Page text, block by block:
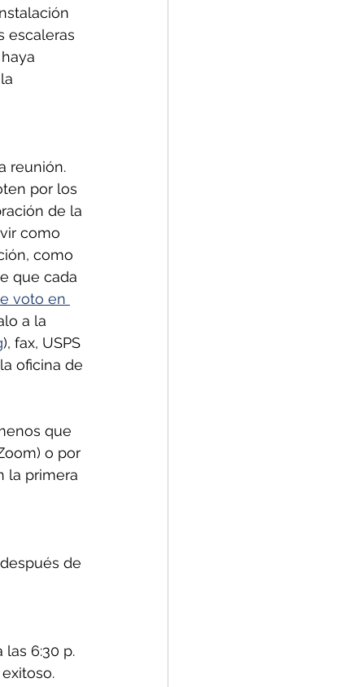
escaleras
reunión.
por los
de la
como
como
que cada
voto en
a la
), fax, USPS
oficina de
que
o por
la primera
de
6:30 p.